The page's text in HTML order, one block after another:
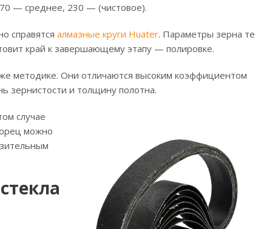
— среднее, 230 — (чистовое).
справятся алмазные круги Huater. Параметры зерна те
край к завершающему этапу — полировке.
методике. Они отличаются высоким коэффициентом
зернистости и толщину полотна.
случае
можно